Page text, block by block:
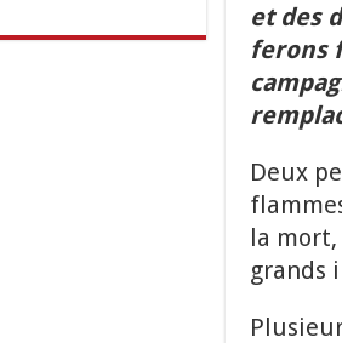
et des
ferons
Deux
la
grands